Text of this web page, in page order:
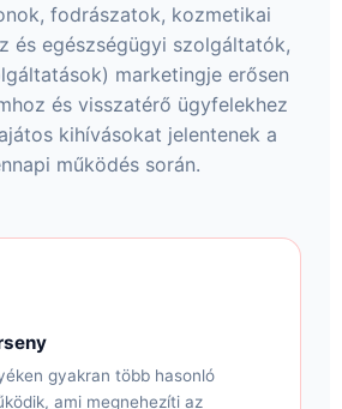
fodrászatok, kozmetikai
és egészségügyi szolgáltatók,
marketingje erősen
és visszatérő ügyfelekhez
kihívásokat jelentenek a
működés során.
gyakran több hasonló
ami megnehezíti az